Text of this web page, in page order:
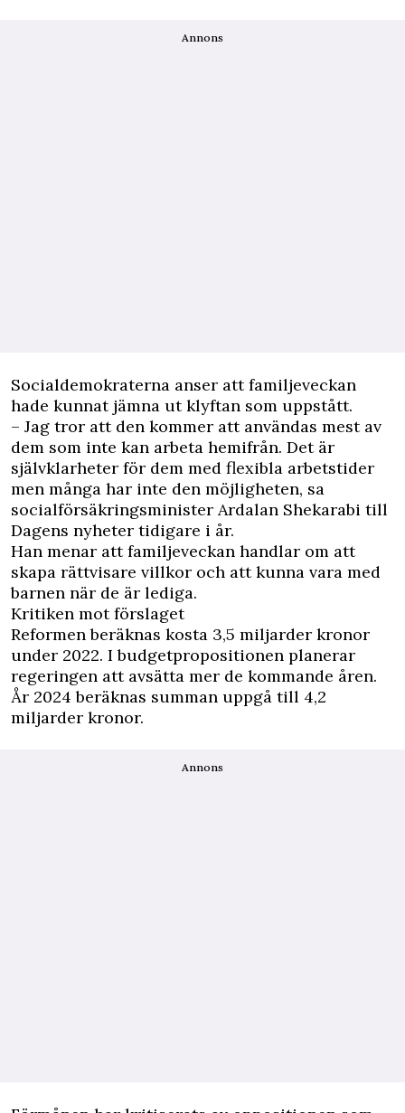
Annons
Socialdemokraterna anser att familjeveckan
hade kunnat jämna ut klyftan som uppstått.
– Jag tror att den kommer att användas mest av
dem som inte kan arbeta hemifrån. Det är
självklarheter för dem med flexibla arbetstider
men många har inte den möjligheten, sa
socialförsäkringsminister Ardalan Shekarabi till
Dagens nyheter tidigare i år.
Han menar att familjeveckan handlar om att
skapa rättvisare villkor och att kunna vara med
barnen när de är lediga.
Kritiken mot förslaget
Reformen beräknas kosta 3,5 miljarder kronor
under 2022. I budgetpropositionen planerar
regeringen att avsätta mer de kommande åren.
År 2024 beräknas summan uppgå till 4,2
miljarder kronor.
Annons